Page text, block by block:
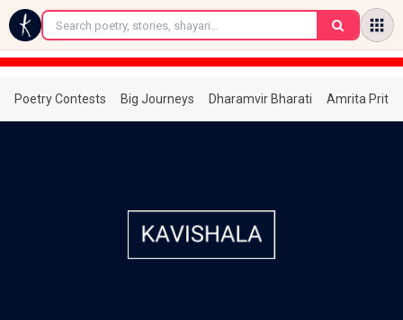
←
Poetry Contests Big Journeys Dharamvir Bharati Amrita